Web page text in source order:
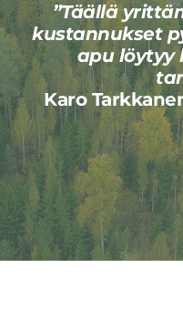
”Täällä
kustannukset
apu löytyy
Karo